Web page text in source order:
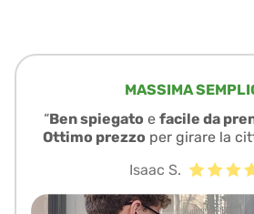
MASSIMA
“Ben spiegato e facile da
Ottimo prezzo per girare la
Isaac S.